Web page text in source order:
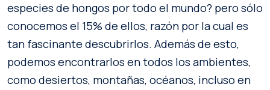
especies de hongos por todo el mundo? pero sólo
conocemos el 15% de ellos, razón por la cual es
tan fascinante descubrirlos. Además de esto,
podemos encontrarlos en todos los ambientes,
como desiertos, montañas, océanos, incluso en